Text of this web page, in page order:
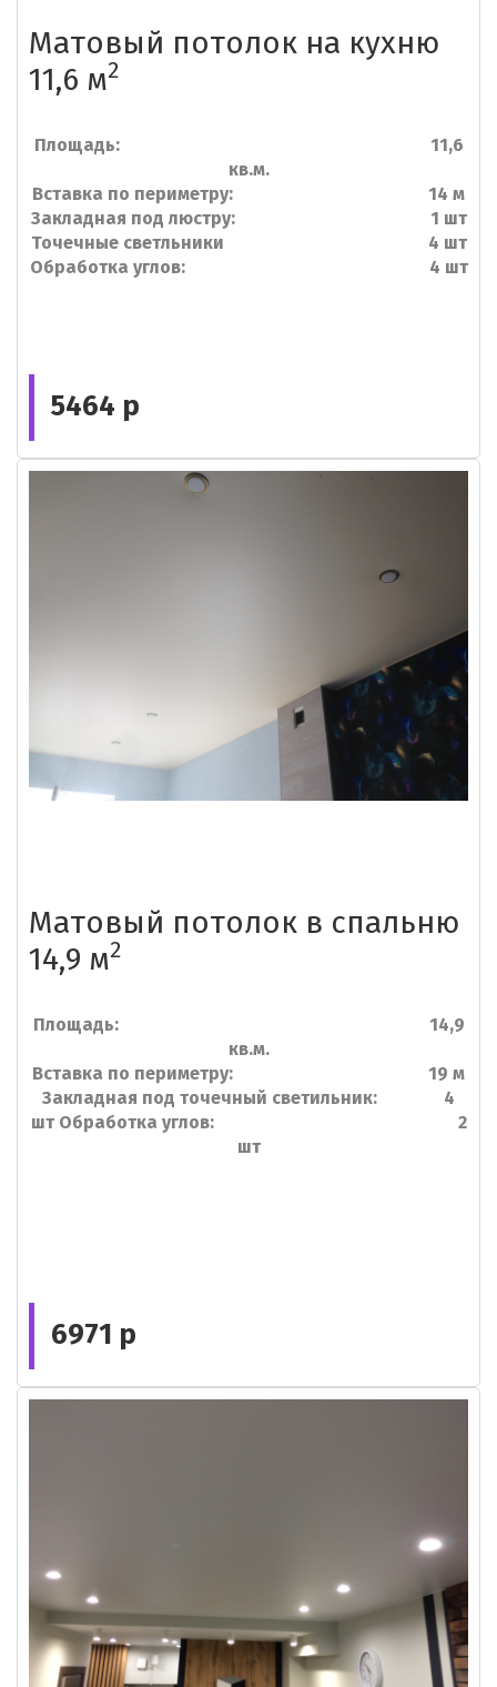
Матовый потолок на кухню
11,6 м2
Площадь: 11,6
кв.м.
Вставка по периметру: 14 м
Закладная под люстру: 1 шт
Точечные светльники 4 шт
Обработка углов: 4 шт
5464 р
Матовый потолок в спальню
14,9 м2
Площадь: 14,9
кв.м.
Вставка по периметру: 19 м
Закладная под точечный светильник: 4
шт Обработка углов: 2
шт
6971 р